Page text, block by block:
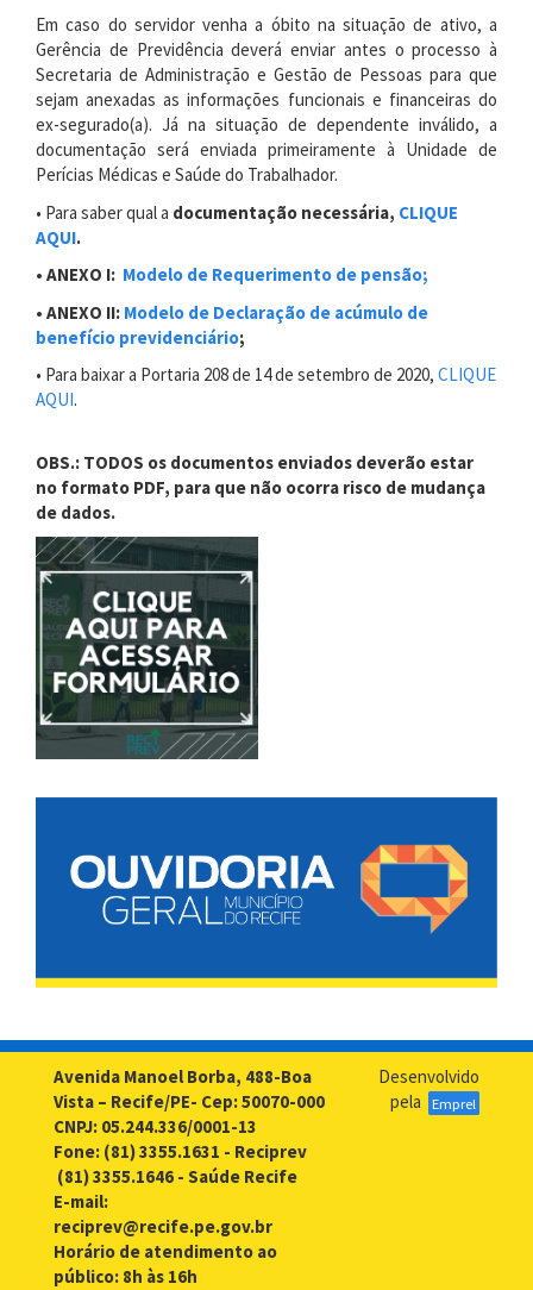
Em caso do servidor venha a óbito na situação de ativo, a
Gerência de Previdência deverá enviar antes o processo à
Secretaria de Administração e Gestão de Pessoas para que
sejam anexadas as informações funcionais e financeiras do
ex-segurado(a). Já na situação de dependente inválido, a
documentação será enviada primeiramente à Unidade de
Perícias Médicas e Saúde do Trabalhador.
• Para saber qual a documentação necessária, CLIQUE
AQUI.
• ANEXO I: Modelo de Requerimento de pensão;
• ANEXO II: Modelo de Declaração de acúmulo de
benefício previdenciário;
• Para baixar a Portaria 208 de 14 de setembro de 2020, CLIQUE
AQUI.
OBS.: TODOS os documentos enviados deverão estar
no formato PDF, para que não ocorra risco de mudança
de dados.
Avenida Manoel Borba, 488-Boa
Vista – Recife/PE- Cep: 50070-000
CNPJ: 05.244.336/0001-13
Fone: (81) 3355.1631 - Reciprev
(81) 3355.1646 - Saúde Recife
E-mail:
reciprev@recife.pe.gov.br
Horário de atendimento ao
público: 8h às 16h
Desenvolvido
pela
Emprel